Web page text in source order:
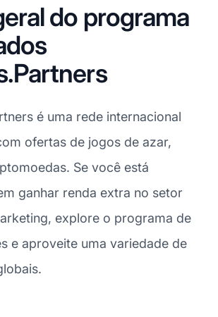
do programa
é uma rede internacional
ofertas de jogos de azar,
Se você está
ganhar renda extra no setor
explore o programa de
e aproveite uma variedade de